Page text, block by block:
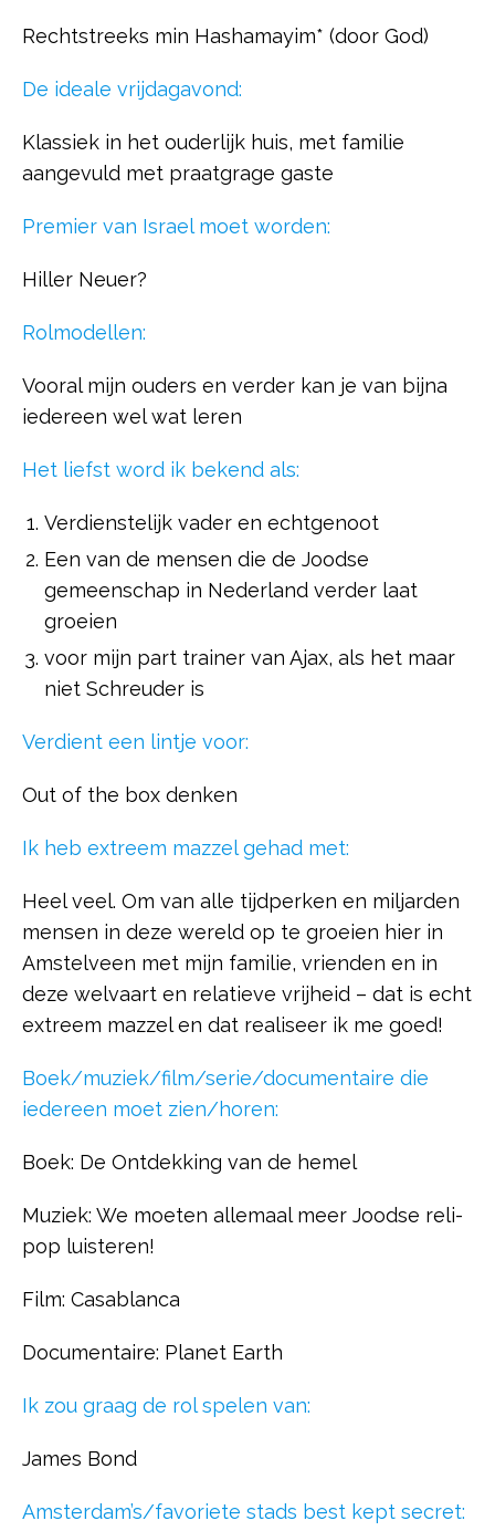
Rechtstreeks min Hashamayim* (door God)
De ideale vrijdagavond:
Klassiek in het ouderlijk huis, met familie
aangevuld met praatgrage gaste
Premier van Israel moet worden:
Hiller Neuer?
Rolmodellen:
Vooral mijn ouders en verder kan je van bijna
iedereen wel wat leren
Het liefst word ik bekend als:
Verdienstelijk vader en echtgenoot
Een van de mensen die de Joodse
gemeenschap in Nederland verder laat
groeien
voor mijn part trainer van Ajax, als het maar
niet Schreuder is
Verdient een lintje voor:
Out of the box denken
Ik heb extreem mazzel gehad met:
Heel veel. Om van alle tijdperken en miljarden
mensen in deze wereld op te groeien hier in
Amstelveen met mijn familie, vrienden en in
deze welvaart en relatieve vrijheid – dat is echt
extreem mazzel en dat realiseer ik me goed!
Boek/muziek/film/serie/documentaire die
iedereen moet zien/horen:
Boek: De Ontdekking van de hemel
Muziek: We moeten allemaal meer Joodse reli-
pop luisteren!
Film: Casablanca
Documentaire: Planet Earth
Ik zou graag de rol spelen van:
James Bond
Amsterdam’s/favoriete stads best kept secret: